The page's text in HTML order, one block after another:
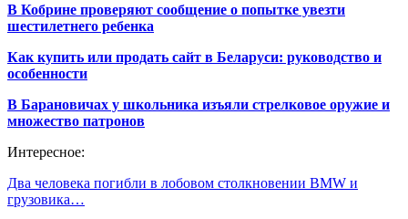
В Кобрине проверяют сообщение о попытке увезти
шестилетнего ребенка
Как купить или продать сайт в Беларуси: руководство и
особенности
В Барановичах у школьника изъяли стрелковое оружие и
множество патронов
Интересное:
Два человека погибли в лобовом столкновении BMW и
грузовика…